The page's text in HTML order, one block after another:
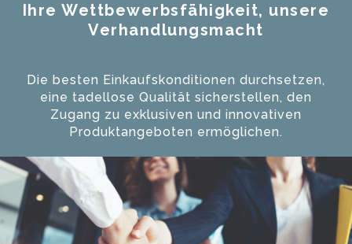
Ihre Wettbewerbsfähigkeit, unsere
Verhandlungsmacht
Die besten Einkaufskonditionen durchsetzen,
eine tadellose Qualität sicherstellen, den
Zugang zu exklusiven und innovativen
Produktangeboten ermöglichen.